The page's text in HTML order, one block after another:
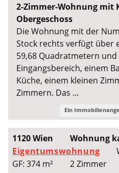
2-Zimmer-Wohnung mit
Obergeschoss
Die Wohnung mit der
Stock rechts verfügt über
59,68 Quadratmetern
Eingangsbereich, einem
Küche, einem kleinen
Zimmern. Das ...
Ein
1120 Wien
Wohnung
Eigentumswohnung
GF: 374 m²
2 Zimmer